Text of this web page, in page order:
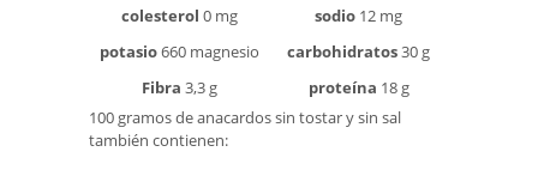
colesterol 0 mg sodio 12 mg
potasio660 magnesio carbohidratos30 g
Fibra 3,3 g proteína 18 g
100 gramos de anacardos sin tostar y sin sal
también contienen: